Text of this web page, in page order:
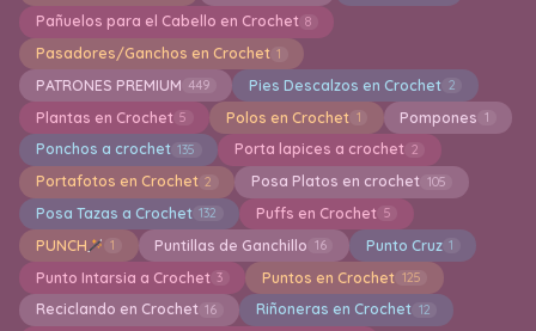
Pañuelos para el Cabello en Crochet 8
Pasadores/Ganchos en Crochet 1
PATRONES PREMIUM 449 Pies Descalzos en Crochet 2
Plantas en Crochet 5 Polos en Crochet 1 Pompones 1
Ponchos a crochet 135 Porta lapices a crochet 2
Portafotos en Crochet 2 Posa Platos en crochet 105
Posa Tazas a Crochet 132 Puffs en Crochet 5
PUNCH 1 Puntillas de Ganchillo 16 Punto Cruz 1
Punto Intarsia a Crochet 3 Puntos en Crochet 125
Reciclando en Crochet 16 Riñoneras en Crochet 12